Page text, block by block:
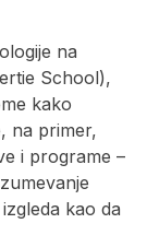
na
School),
kako
na primer,
i programe –
kao da